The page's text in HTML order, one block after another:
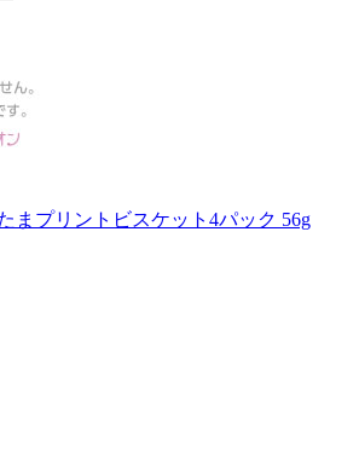
まプリントビスケット4パック 56g